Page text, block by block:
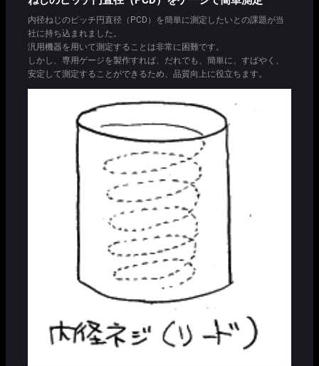
内径ねじのピッチ円直径（PCD）を簡単に測定したいとの課題が当
社に持ち込まれました。
汎用機器を用いて測定することは非常に困難です。
しかし、専用ゲージを製作すれば、だれでも、簡単に、すばやく、
安定して測定することができるため、品質向上に役立ちます。